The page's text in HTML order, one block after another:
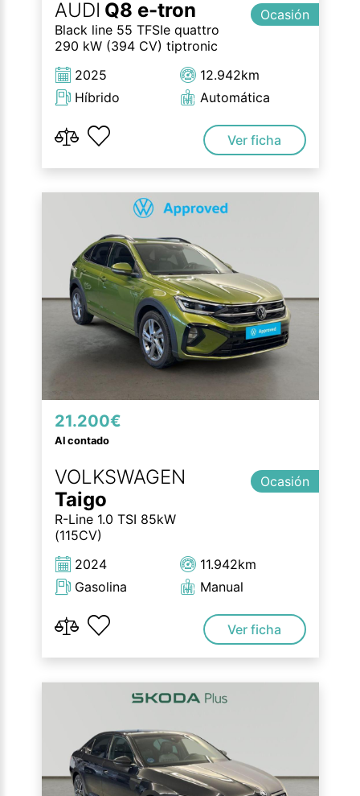
AUDI Q8 e-tron
Black line 55 TFSIe quattro
290 kW (394 CV) tiptronic
Ocasión
2025
Híbrido
12.942km
Automática
Ver ficha
21.200€
Al contado
VOLKSWAGEN
Taigo
R-Line 1.0 TSI 85kW
(115CV)
Ocasión
2024
Gasolina
11.942km
Manual
Ver ficha